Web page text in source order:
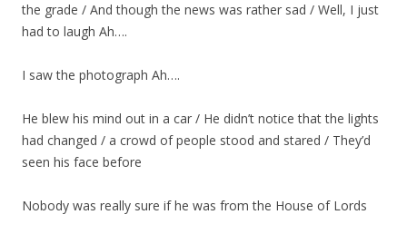
the grade / And though the news was rather sad / Well, I just
had to laugh Ah….
I saw the photograph Ah….
He blew his mind out in a car / He didn’t notice that the lights
had changed / a crowd of people stood and stared / They’d
seen his face before
Nobody was really sure if he was from the House of Lords